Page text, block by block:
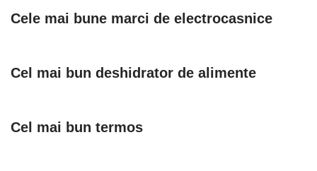
Cele mai bune marci de electrocasnice
Cel mai bun deshidrator de alimente
Cel mai bun termos